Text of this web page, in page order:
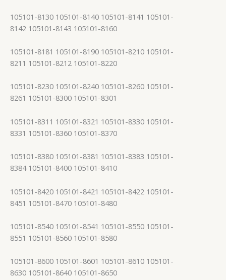
105101-8130 105101-8140 105101-8141 105101-
8142 105101-8143 105101-8160
105101-8181 105101-8190 105101-8210 105101-
8211 105101-8212 105101-8220
105101-8230 105101-8240 105101-8260 105101-
8261 105101-8300 105101-8301
105101-8311 105101-8321 105101-8330 105101-
8331 105101-8360 105101-8370
105101-8380 105101-8381 105101-8383 105101-
8384 105101-8400 105101-8410
105101-8420 105101-8421 105101-8422 105101-
8451 105101-8470 105101-8480
105101-8540 105101-8541 105101-8550 105101-
8551 105101-8560 105101-8580
105101-8600 105101-8601 105101-8610 105101-
8630 105101-8640 105101-8650